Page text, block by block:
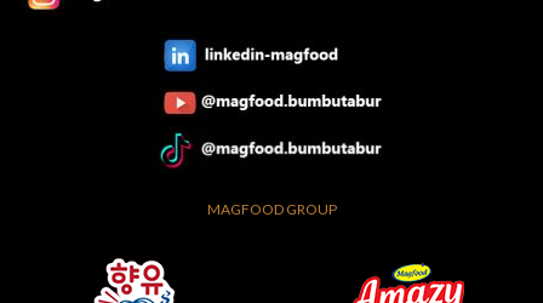
MAGFOOD GROUP